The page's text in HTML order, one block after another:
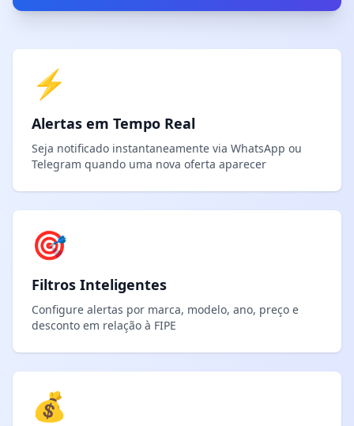
⚡
Alertas em Tempo Real
Seja notificado instantaneamente via WhatsApp ou
Telegram quando uma nova oferta aparecer
🎯
Filtros Inteligentes
Configure alertas por marca, modelo, ano, preço e
desconto em relação à FIPE
💰